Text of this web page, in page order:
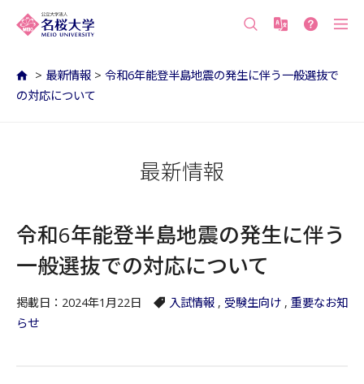
> 最新情報 > 令和6年能登半島地震の発生に伴う一般選抜で
の対応について
最新情報
令和6年能登半島地震の発生に伴う
一般選抜での対応について
掲載日：2024年1月22日 入試情報 , 受験生向け , 重要なお知
らせ